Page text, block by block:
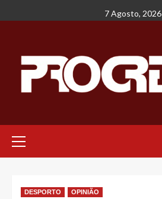
para
7 Agosto, 2026
principal
DESPORTO OPINIÃO